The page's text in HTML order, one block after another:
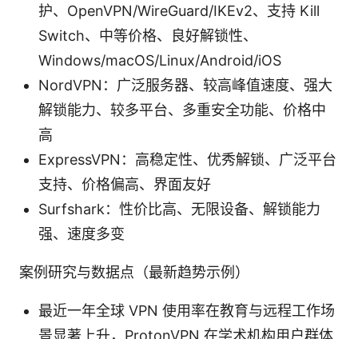
护、OpenVPN/WireGuard/IKEv2、支持 Kill
Switch、中等价格、良好解锁性、
Windows/macOS/Linux/Android/iOS
NordVPN：广泛服务器、较高峰值速度、强大
解锁能力、较多平台、多重安全功能、价格中
高
ExpressVPN：高稳定性、优秀解锁、广泛平台
支持、价格偏高、界面友好
Surfshark：性价比高、无限设备、解锁能力
强、速度多变
案例研究与数据点（最新趋势示例）
最近一年全球 VPN 使用率在教育与远程工作场
景显著上升，ProtonVPN 在学术机构用户群体